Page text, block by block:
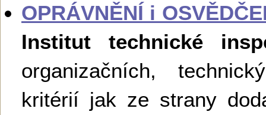
OPRÁVNĚNÍ i
Institut technické
organizačních,
kritérií jak ze strany